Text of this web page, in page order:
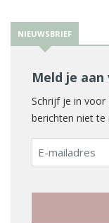
NIEUWSBRIEF
Meld je
Schrijf je in voor
berichten niet te
E-
mailadres